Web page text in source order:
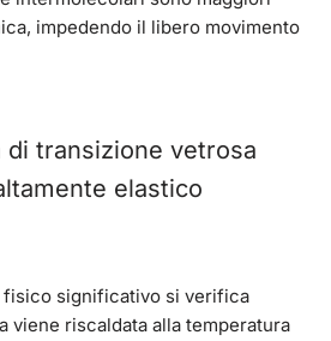
impedendo il libero movimento
di transizione vetrosa
elastico
fisico significativo si verifica
viene riscaldata alla temperatura